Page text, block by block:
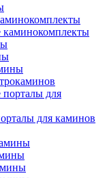
каминокомплекты
для
для каминов